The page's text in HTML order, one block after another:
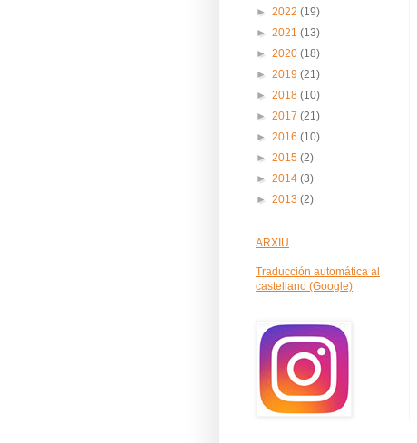
► 2022 (19)
► 2021 (13)
► 2020 (18)
► 2019 (21)
► 2018 (10)
► 2017 (21)
► 2016 (10)
► 2015 (2)
► 2014 (3)
► 2013 (2)
ARXIU
Traducción automática al
castellano (Google)